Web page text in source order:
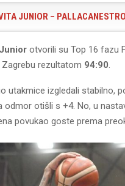
JUNIOR –
otvorili su Top 16 fazu
Zagrebu rezultatom 94:90
utakmice izgledali stabilno,
odmor otišli s +4. No, u
povukao goste prema